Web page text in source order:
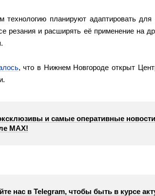
технологию планируют адаптировать для
резания и расширять её применение на
, что в Нижнем Новгороде открыт
и самые оперативные
МАХ!
нас в Telegram, чтобы быть в курсе